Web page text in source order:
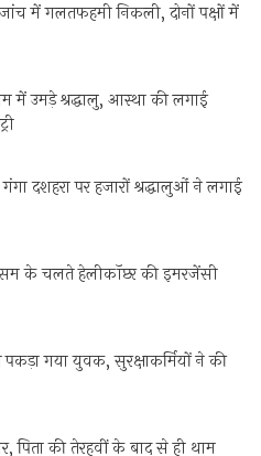
में गलतफहमी निकली, दोनों पक्षों में
में उमड़े श्रद्धालु, आस्था की लगाई
दशहरा पर हजारों श्रद्धालुओं ने लगाई
के चलते हेलीकॉप्टर की इमरजेंसी
गया युवक, सुरक्षाकर्मियों ने की
पिता की तेरहवीं के बाद से ही थाम